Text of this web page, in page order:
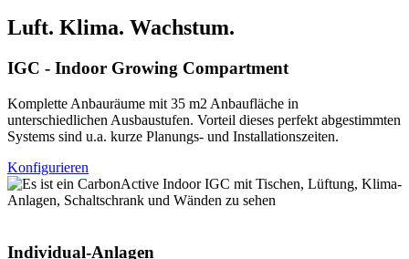
Luft. Klima. Wachstum.
IGC - Indoor Growing Compartment
Komplette Anbauräume mit 35 m2 Anbaufläche in
unterschiedlichen Ausbaustufen. Vorteil dieses perfekt abgestimmten
Systems sind u.a. kurze Planungs- und Installationszeiten.
Konfigurieren
Individual-Anlagen